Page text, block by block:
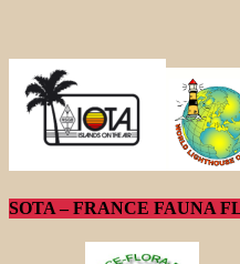
SOTA – FRANCE FAUNA